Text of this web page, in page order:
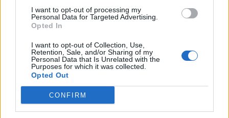
I want to opt-out of processing my
Personal Data for Targeted Advertising.
Opted In
I want to opt-out of Collection, Use,
Retention, Sale, and/or Sharing of my
Personal Data that Is Unrelated with the
Purposes for which it was collected.
Opted Out
CONFIRM
mezzo in forza al Taloro (7 gol complressivi) riprendendosi dal
grave infortunio avuto alla COS in serie D dopo aver segnato 8
gol da fuoriquota nel Muravera sempre in serie D.
IN QUESTO ARTICOLO
SQUADRE: Taloro Gavoi
ALLENATORI: Mario Fadda
CAMPIONATO: Eccellenza